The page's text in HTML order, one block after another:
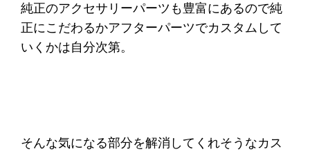
純正のアクセサリーパーツも豊富にあるので純
正にこだわるかアフターパーツでカスタムして
いくかは自分次第。
そんな気になる部分を解消してくれそうなカス